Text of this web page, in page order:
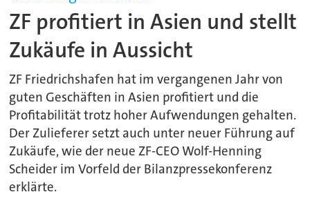
ZF profitiert in Asien und stellt
Zukäufe in Aussicht
ZF Friedrichshafen hat im vergangenen Jahr von
guten Geschäften in Asien profitiert und die
Profitabilität trotz hoher Aufwendungen gehalten.
Der Zulieferer setzt auch unter neuer Führung auf
Zukäufe, wie der neue ZF-CEO Wolf-Henning
Scheider im Vorfeld der Bilanzpressekonferenz
erklärte.